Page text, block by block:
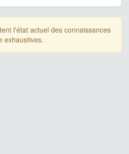
l'état actuel des connaissances
exhaustives.